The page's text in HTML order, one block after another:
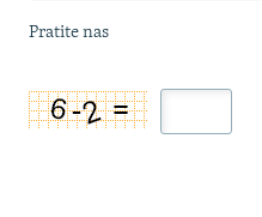
Pratite nas